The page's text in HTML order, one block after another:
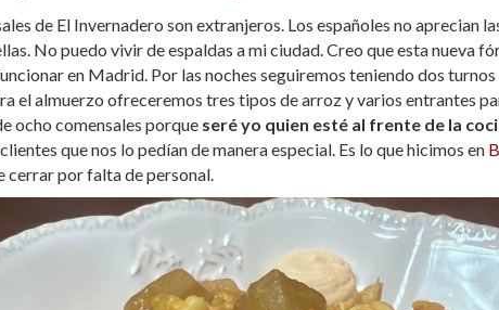
de El Invernadero son extranjeros. Los españoles no aprecian
No puedo vivir de espaldas a mi ciudad. Creo que esta nueva
en Madrid. Por las noches seguiremos teniendo dos turnos
el almuerzo ofreceremos tres tipos de arroz y varios entrantes
ocho comensales porque seré yo quien esté al frente de la
que nos lo pedían de manera especial. Es lo que hicimos en
cerrar por falta de personal.